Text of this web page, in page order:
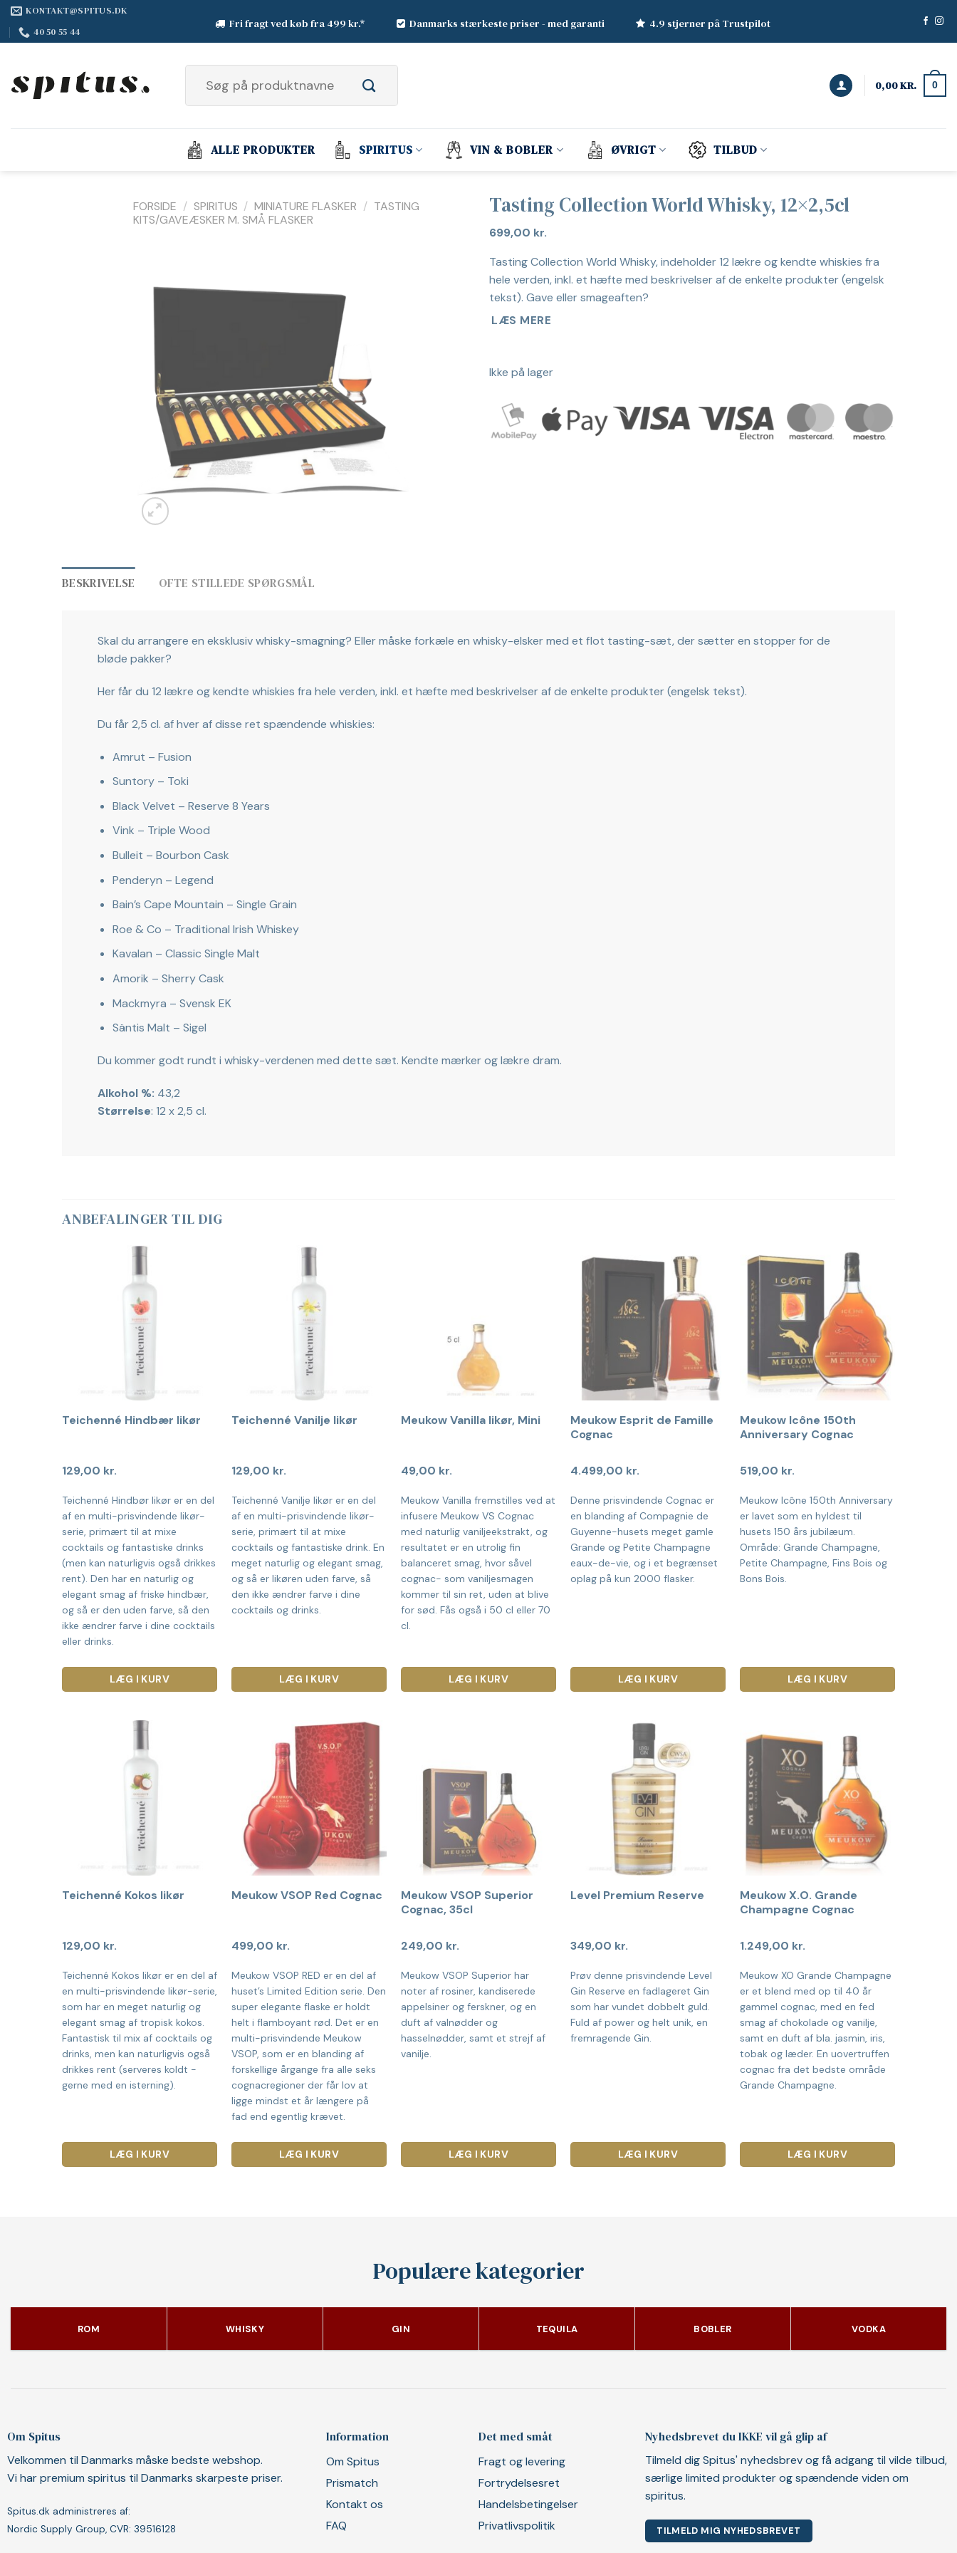
Fortsæt
indhold
KONTAKT@SPITUS.DK
40 50 55 44
Fri fragt ved køb fra 499 kr.* Danmarks stærkeste priser - med garanti 4.9 stjerner på Trustpilot
efter:
0,00KR. 0
ALLE PRODUKTER SPIRITUS VIN & BOBLER ØVRIGT TILBUD
FORSIDE / SPIRITUS / MINIATURE FLASKER / TASTING
KITS/GAVEÆSKER M. SMÅ FLASKER
Tasting Collection World Whisky, 12×2,5cl
699,00 kr.
Tasting Collection World Whisky, indeholder 12 lækre og kendte whiskies fra
hele verden, inkl. et hæfte med beskrivelser af de enkelte produkter (engelsk
tekst). Gave eller smageaften?
LÆS MERE
Ikke på lager
BESKRIVELSE OFTE STILLEDE SPØRGSMÅL
Skal du arrangere en eksklusiv whisky-smagning? Eller måske forkæle en whisky-elsker med et flot tasting-sæt, der sætter en stopper for de
bløde pakker?
Her får du 12 lækre og kendte whiskies fra hele verden, inkl. et hæfte med beskrivelser af de enkelte produkter (engelsk tekst).
Du får 2,5 cl. af hver af disse ret spændende whiskies:
Amrut – Fusion
Suntory – Toki
Black Velvet – Reserve 8 Years
Vink – Triple Wood
Bulleit – Bourbon Cask
Penderyn – Legend
Bain’s Cape Mountain – Single Grain
Roe & Co – Traditional Irish Whiskey
Kavalan – Classic Single Malt
Amorik – Sherry Cask
Mackmyra – Svensk EK
Säntis Malt – Sigel
Du kommer godt rundt i whisky-verdenen med dette sæt. Kendte mærker og lækre dram.
Alkohol %: 43,2
Størrelse: 12 x 2,5 cl.
ANBEFALINGER TIL DIG
Teichenné Hindbær likør
129,00 kr.
Teichenné Hindbør likør er en del
af en multi-prisvindende likør-
serie, primært til at mixe
cocktails og fantastiske drinks
(men kan naturligvis også drikkes
rent). Den har en naturlig og
elegant smag af friske hindbær,
og så er den uden farve, så den
ikke ændrer farve i dine cocktails
eller drinks.
LÆG I KURV
Teichenné Vanilje likør
129,00 kr.
Teichenné Vanilje likør er en del
af en multi-prisvindende likør-
serie, primært til at mixe
cocktails og fantastiske drink. En
meget naturlig og elegant smag,
og så er likøren uden farve, så
den ikke ændrer farve i dine
cocktails og drinks.
LÆG I KURV
Meukow Vanilla likør, Mini
49,00 kr.
Meukow Vanilla fremstilles ved at
infusere Meukow VS Cognac
med naturlig vaniljeekstrakt, og
resultatet er en utrolig fin
balanceret smag, hvor såvel
cognac- som vaniljesmagen
kommer til sin ret, uden at blive
for sød. Fås også i 50 cl eller 70
cl.
LÆG I KURV
Meukow Esprit de Famille
Cognac
4.499,00 kr.
Denne prisvindende Cognac er
en blanding af Compagnie de
Guyenne-husets meget gamle
Grande og Petite Champagne
eaux-de-vie, og i et begrænset
oplag på kun 2000 flasker.
LÆG I KURV
Meukow Icône 150th
Anniversary Cognac
519,00 kr.
Meukow Icône 150th Anniversary
er lavet som en hyldest til
husets 150 års jubilæum.
Område: Grande Champagne,
Petite Champagne, Fins Bois og
Bons Bois.
LÆG I KURV
Teichenné Kokos likør
129,00 kr.
Teichenné Kokos likør er en del af
en multi-prisvindende likør-serie,
som har en meget naturlig og
elegant smag af tropisk kokos.
Fantastisk til mix af cocktails og
drinks, men kan naturligvis også
drikkes rent (serveres koldt -
gerne med en isterning).
LÆG I KURV
Meukow VSOP Red Cognac
499,00 kr.
Meukow VSOP RED er en del af
huset’s Limited Edition serie. Den
super elegante flaske er holdt
helt i flamboyant rød. Det er en
multi-prisvindende Meukow
VSOP, som er en blanding af
forskellige årgange fra alle seks
cognacregioner der får lov at
ligge mindst et år længere på
fad end egentlig krævet.
LÆG I KURV
Meukow VSOP Superior
Cognac, 35cl
249,00 kr.
Meukow VSOP Superior har
noter af rosiner, kandiserede
appelsiner og ferskner, og en
duft af valnødder og
hasselnødder, samt et strejf af
vanilje.
LÆG I KURV
Level Premium Reserve
349,00 kr.
Prøv denne prisvindende Level
Gin Reserve en fadlageret Gin
som har vundet dobbelt guld.
Fuld af power og helt unik, en
fremragende Gin.
LÆG I KURV
Meukow X.O. Grande
Champagne Cognac
1.249,00 kr.
Meukow XO Grande Champagne
er et blend med op til 40 år
gammel cognac, med en fed
smag af chokolade og vanilje,
samt en duft af bla. jasmin, iris,
tobak og læder. En uovertruffen
cognac fra det bedste område
Grande Champagne.
LÆG I KURV
Populære kategorier
ROM WHISKY GIN TEQUILA BOBLER VODKA
Om Spitus
Velkommen til Danmarks måske bedste webshop.
Vi har premium spiritus til Danmarks skarpeste priser.
Spitus.dk administreres af:
Nordic Supply Group, CVR: 39516128
Information
Om Spitus
Prismatch
Kontakt os
FAQ
Det med småt
Fragt og levering
Fortrydelsesret
Handelsbetingelser
Privatlivspolitik
Nyhedsbrevet du IKKE vil gå glip af
Tilmeld dig Spitus' nyhedsbrev og få adgang til vilde tilbud,
særlige limited produkter og spændende viden om
spiritus.
TILMELD MIG NYHEDSBREVET